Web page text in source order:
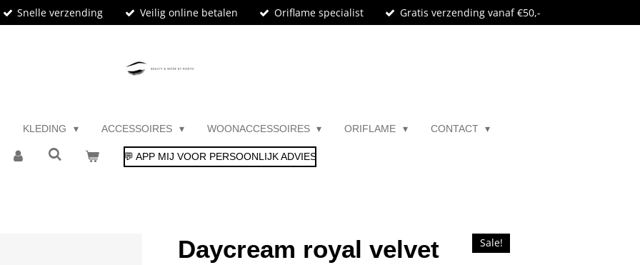
Snelle verzending Veilig online betalen Oriflame specialist Gratis verzending vanaf €50,-
KLEDING ACCESSOIRES WOONACCESSOIRES ORIFLAME CONTACT
💬 APP MIJ VOOR PERSOONLIJK ADVIES
Daycream royal velvet Sale!